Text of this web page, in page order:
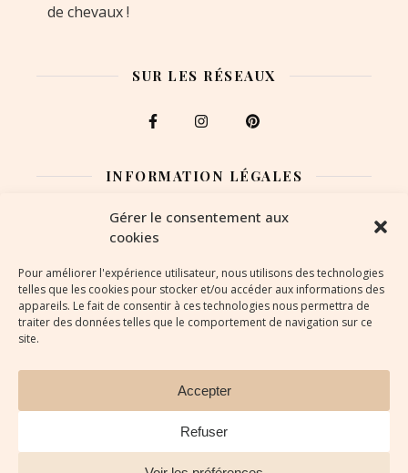
Gérer le consentement aux
cookies
Pour améliorer l'expérience utilisateur, nous utilisons des technologies
telles que les cookies pour stocker et/ou accéder aux informations des
appareils. Le fait de consentir à ces technologies nous permettra de
traiter des données telles que le comportement de navigation sur ce
site.
Accepter
Refuser
de chevaux !
SUR LES RÉSEAUX
INFORMATION LÉGALES
Mentions légales
Politique de confidentialité
Politique de cookies
L'astucerie de l'écurie © Tous droits réservés 2026
©️ Textes et images sont la propriété de l'Astucerie de
l'écurie et soumis à droits d'auteur.